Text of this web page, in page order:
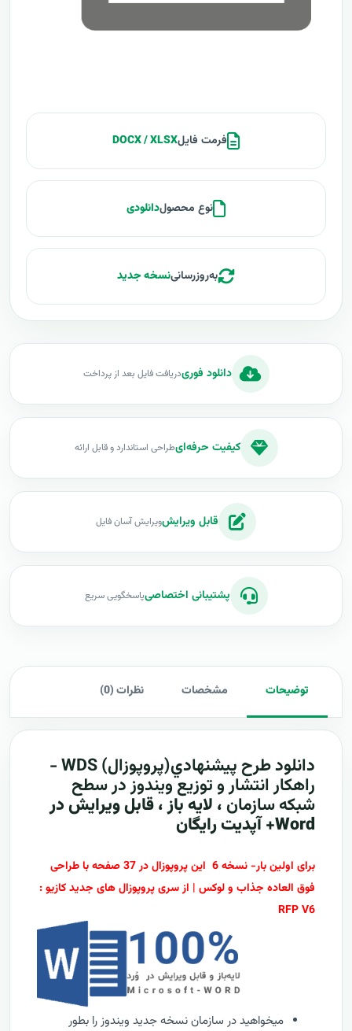
فرمت فایلDOCX / XLSX
نوع محصولدانلودی
به‌روزرسانینسخه جدید
دانلود فوریدریافت فایل بعد از پرداخت
کیفیت حرفه‌ایطراحی استاندارد و قابل ارائه
قابل ویرایشویرایش آسان فایل
پشتیبانی اختصاصیپاسخگویی سریع
توضیحات مشخصات نظرات (0)
دانلود طرح پيشنهادي(پروپوزال) WDS -
راهکار انتشار و توزیع ویندوز در سطح
شبکه سازمان ، لایه باز ، قابل ویرایش در
Word+ آپدیت رایگان
برای اولین بار- نسخه 6 این پروپوزال در 37 صفحه با طراحی
فوق العاده جذاب و لوکس | از سری پروپوزال های جدید کازیو :
RFP V6
میخواهید در سازمان نسخه جدید ویندوز را بطور